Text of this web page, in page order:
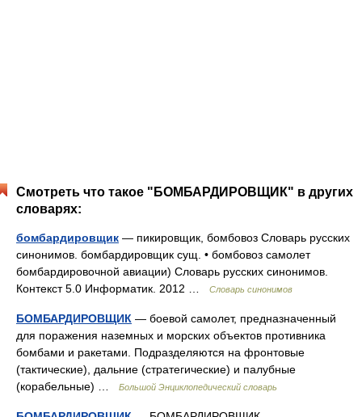
Смотреть что такое "БОМБАРДИРОВЩИК" в других
словарях:
бомбардировщик — пикировщик, бомбовоз Словарь русских
синонимов. бомбардировщик сущ. • бомбовоз самолет
бомбардировочной авиации) Словарь русских синонимов.
Контекст 5.0 Информатик. 2012 …
Словарь синонимов
БОМБАРДИРОВЩИК — боевой самолет, предназначенный
для поражения наземных и морских объектов противника
бомбами и ракетами. Подразделяются на фронтовые
(тактические), дальние (стратегические) и палубные
(корабельные) …
Большой Энциклопедический словарь